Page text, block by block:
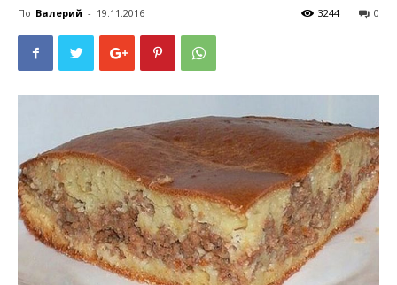
По Валерий - 19.11.2016 0
3244